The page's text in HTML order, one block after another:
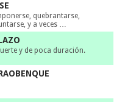
quebrantarse,
y a veces …
y de poca duración.